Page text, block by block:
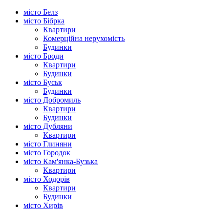
місто Белз
місто Бібрка
Квартири
Комерційна нерухомість
Будинки
місто Броди
Квартири
Будинки
місто Буськ
Будинки
місто Добромиль
Квартири
Будинки
місто Дубляни
Квартири
місто Глиняни
місто Городок
місто Кам'янка-Бузька
Квартири
місто Ходорів
Квартири
Будинки
місто Хирів